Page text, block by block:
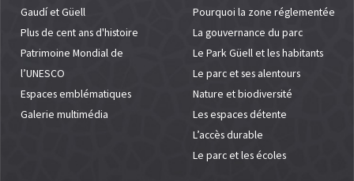
Gaudí et Güell
Plus de cent ans d'histoire
Patrimoine Mondial de
l’UNESCO
Espaces emblématiques
Galerie multimédia
Pourquoi la zone réglementée
La gouvernance du parc
Le Park Güell et les habitants
Le parc et ses alentours
Nature et biodiversité
Les espaces détente
L’accès durable
Le parc et les écoles